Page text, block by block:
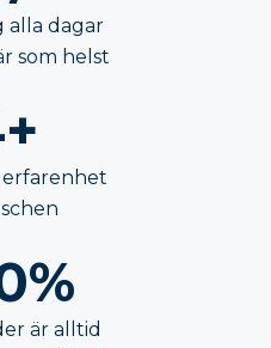
alla dagar
som helst
erfarenhet
är alltid